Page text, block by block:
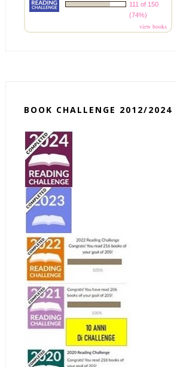
111 of 150
(74%)
view books
BOOK CHALLENGE 2012/2024